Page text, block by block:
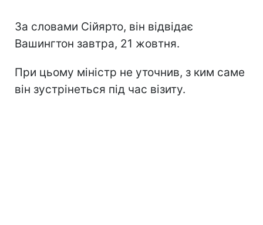
За словами Сійярто, він відвідає
Вашингтон завтра, 21 жовтня.
При цьому міністр не уточнив, з ким саме
він зустрінеться під час візиту.